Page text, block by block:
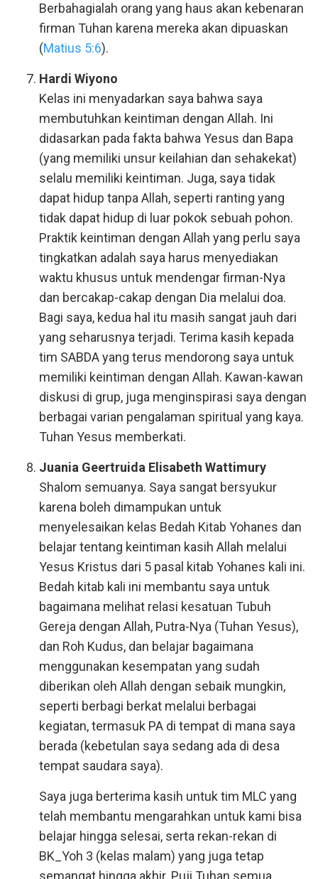
Berbahagialah orang yang haus akan kebenaran
firman Tuhan karena mereka akan dipuaskan
(Matius 5:6).
Hardi Wiyono
Kelas ini menyadarkan saya bahwa saya
membutuhkan keintiman dengan Allah. Ini
didasarkan pada fakta bahwa Yesus dan Bapa
(yang memiliki unsur keilahian dan sehakekat)
selalu memiliki keintiman. Juga, saya tidak
dapat hidup tanpa Allah, seperti ranting yang
tidak dapat hidup di luar pokok sebuah pohon.
Praktik keintiman dengan Allah yang perlu saya
tingkatkan adalah saya harus menyediakan
waktu khusus untuk mendengar firman-Nya
dan bercakap-cakap dengan Dia melalui doa.
Bagi saya, kedua hal itu masih sangat jauh dari
yang seharusnya terjadi. Terima kasih kepada
tim SABDA yang terus mendorong saya untuk
memiliki keintiman dengan Allah. Kawan-kawan
diskusi di grup, juga menginspirasi saya dengan
berbagai varian pengalaman spiritual yang kaya.
Tuhan Yesus memberkati.
Juania Geertruida Elisabeth Wattimury
Shalom semuanya. Saya sangat bersyukur
karena boleh dimampukan untuk
menyelesaikan kelas Bedah Kitab Yohanes dan
belajar tentang keintiman kasih Allah melalui
Yesus Kristus dari 5 pasal kitab Yohanes kali ini.
Bedah kitab kali ini membantu saya untuk
bagaimana melihat relasi kesatuan Tubuh
Gereja dengan Allah, Putra-Nya (Tuhan Yesus),
dan Roh Kudus, dan belajar bagaimana
menggunakan kesempatan yang sudah
diberikan oleh Allah dengan sebaik mungkin,
seperti berbagi berkat melalui berbagai
kegiatan, termasuk PA di tempat di mana saya
berada (kebetulan saya sedang ada di desa
tempat saudara saya).
Saya juga berterima kasih untuk tim MLC yang
telah membantu mengarahkan untuk kami bisa
belajar hingga selesai, serta rekan-rekan di
BK_Yoh 3 (kelas malam) yang juga tetap
semangat hingga akhir. Puji Tuhan semua